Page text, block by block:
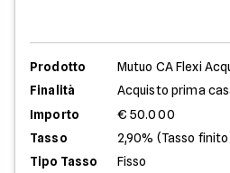
Prodotto
Mutuo CA Flexi
Finalità
Acquisto prima
Importo
€ 50.000
Tasso
2,90% (Tasso
Tipo Tasso
Fisso